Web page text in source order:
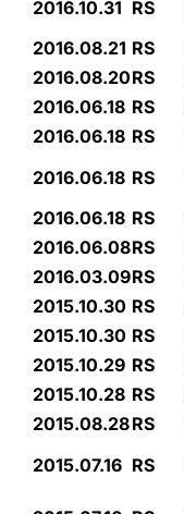
2016.10.31 RS
2016.08.21 RS
2016.08.20RS
2016.06.18 RS
2016.06.18 RS
2016.06.18 RS
2016.06.18 RS
2016.06.08RS
2016.03.09RS
2015.10.30 RS
2015.10.30 RS
2015.10.29 RS
2015.10.28 RS
2015.08.28RS
2015.07.16 RS